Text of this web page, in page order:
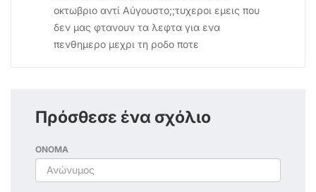
οκτωβριο αντί Αύγουστο;;τυχεροι εμεις που
δεν μας φτανουν τα λεφτα για ενα
πενθημερο μεχρι τη ροδο ποτε
Πρόσθεσε ένα σχόλιο
ΟΝΟΜΑ